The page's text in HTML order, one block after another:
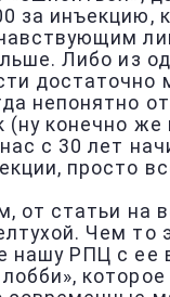
за инъекцию,
Либо из
достаточно
непонятно
(ну конечно
с 30 лет
просто
от статьи на
Чем то
нашу РПЦ с ее